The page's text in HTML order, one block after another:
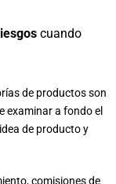
cuando
de productos son
examinar a fondo el
de producto y
comisiones de